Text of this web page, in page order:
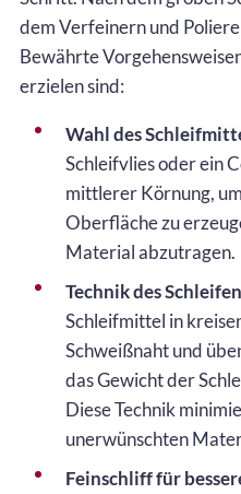
dem Verfeinern und
Bewährte
erzielen sind:
Wahl des
Schleifvlies oder ein
mittlerer Körnung,
Oberfläche zu
Material abzutragen.
Technik des
Schleifmittel in
Schweißnaht und
das Gewicht der
Diese Technik
unerwünschten
Feinschliff für